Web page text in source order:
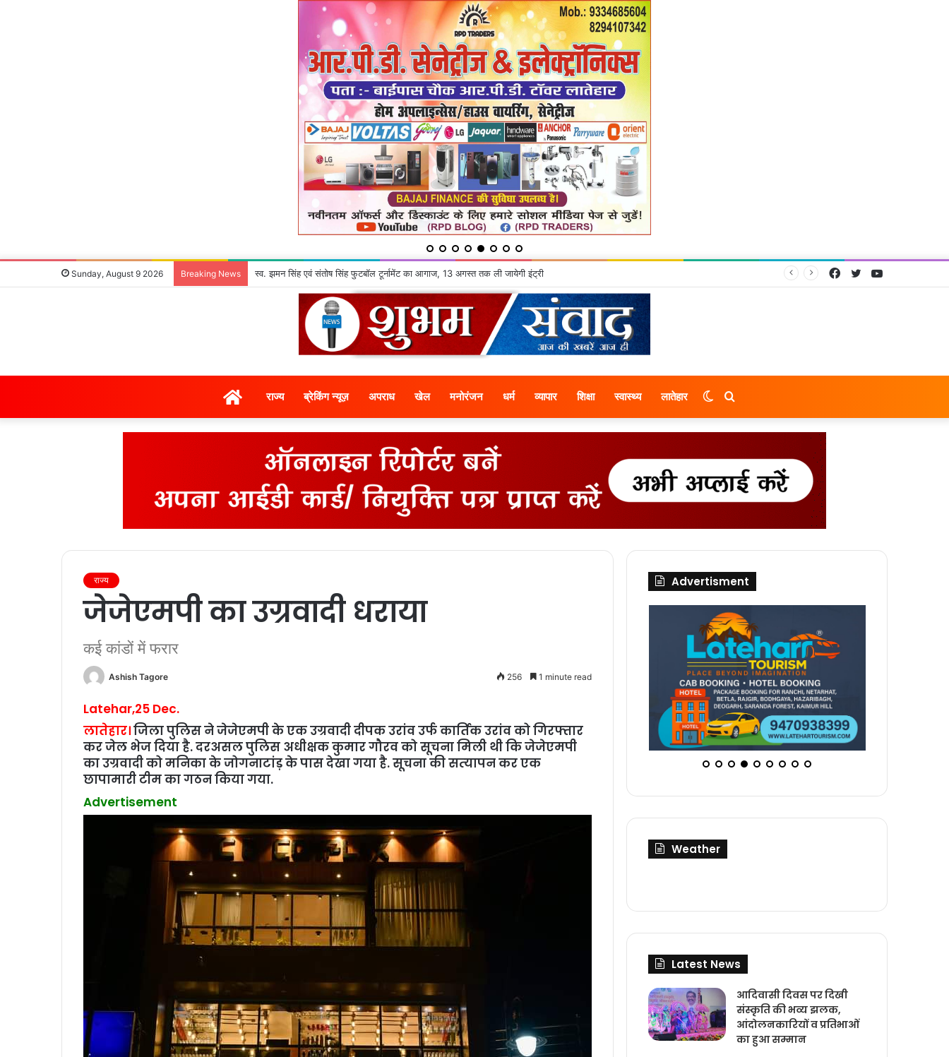
Sunday, August 9 2026 Breaking News स्व. झमन सिंह एवं संतोष सिंह फुटबॉल टूर्नामेंट का आगाज, 13 अगस्त तक ली जायेगी इंट्री YouTube
Twitter
Facebook
होम राज्‍य ब्रेकिंग न्यूज़ अपराध खेल मनोरंजन धर्म व्यापार शिक्षा स्वास्थ्य लातेहार Search
Switch
राज्‍य
जेजेएमपी का उग्रवादी धराया
कई कांडों में फरार
Ashish Tagore 256 1 minute read
Latehar,25 Dec.
लातेहार।जिला पुलिस ने जेजेएमपी के एक उग्रवादी दीपक उरांव उर्फ कार्तिक उरांव को गिरफ्तार
कर जेल भेज दिया है. दरअसल पुलिस अधीक्षक कुमार गौरव को सूचना मिली थी कि जेजेएमपी
का उग्रवादी को मनिका के जोगनाटांड़ के पास देखा गया है. सूचना की सत्‍यापन कर एक
छापामारी टीम का गठन किया गया.
Advertisement
Advertisment
Weather
Latest News
आदिवासी दिवस पर दिखी
संस्कृति की भव्य झलक,
आंदोलनकारियों व प्रतिभाओं
का हुआ सम्मान